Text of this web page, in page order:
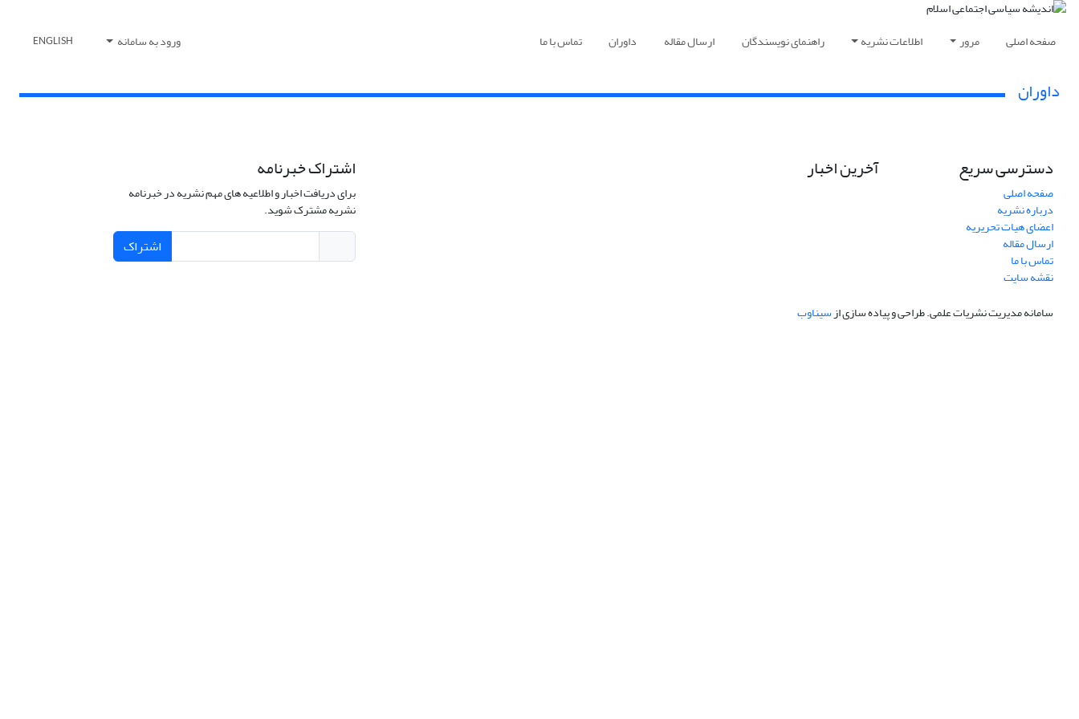
صفحه اصلی مرور اطلاعات نشریه راهنمای نویسندگان ارسال مقاله داوران تماس با ما ورود به سامانه ENGLISH
داوران
دسترسی سریع
صفحه اصلی
درباره نشریه
اعضای هیات تحریریه
ارسال مقاله
تماس با ما
نقشه سایت
آخرین اخبار اشتراک خبرنامه
برای دریافت اخبار و اطلاعیه های مهم نشریه در خبرنامه
نشریه مشترک شوید.
اشتراک
سامانه مدیریت نشریات علمی.طراحی و پیاده سازی ازسیناوب